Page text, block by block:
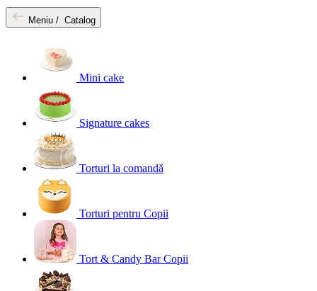
Meniu / Catalog
Mini cake
Signature cakes
Torturi la comandă
Torturi pentru Copii
Tort & Candy Bar Copii